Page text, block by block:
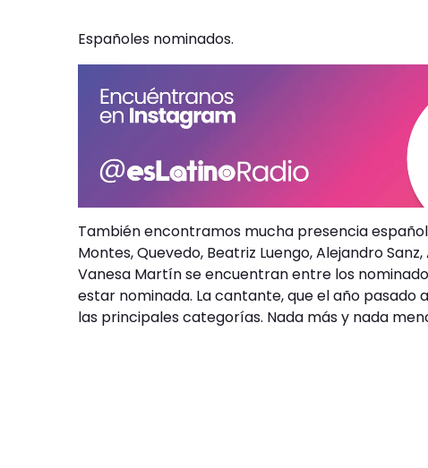
Españoles nominados.
También encontramos mucha presencia
Montes, Quevedo, Beatriz Luengo, Alejandro
Vanesa Martín se encuentran entre los
estar nominada. La cantante, que el año
las principales categorías. Nada más y nada